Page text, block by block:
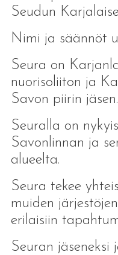
Seudun
Nimi ja säännöt
Seura on
nuorisoliiton ja
Savon piirin jäsen.
Seuralla on
Savonlinnan ja
alueelta.
Seura tekee
muiden
erilaisiin
Seuran